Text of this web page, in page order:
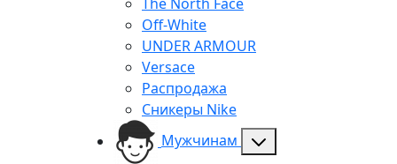
The North Face
Off-White
UNDER ARMOUR
Versace
Распродажа
Сникеры Nike
Мужчинам